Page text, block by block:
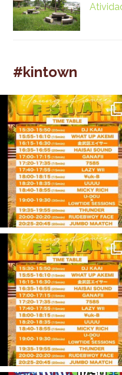
#kintown